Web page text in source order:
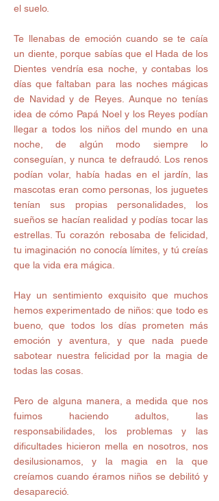
el suelo.
Te llenabas de emoción cuando se te caía
un diente, porque sabías que el Hada de los
Dientes vendría esa noche, y contabas los
días que faltaban para las noches mágicas
de Navidad y de Reyes. Aunque no tenías
idea de cómo Papá Noel y los Reyes podían
llegar a todos los niños del mundo en una
noche, de algún modo siempre lo
conseguían, y nunca te defraudó. Los renos
podían volar, había hadas en el jardín, las
mascotas eran como personas, los juguetes
tenían sus propias personalidades, los
sueños se hacían realidad y podías tocar las
estrellas. Tu corazón rebosaba de felicidad,
tu imaginación no conocía límites, y tú creías
que la vida era mágica.
Hay un sentimiento exquisito que muchos
hemos experimentado de niños: que todo es
bueno, que todos los días prometen más
emoción y aventura, y que nada puede
sabotear nuestra felicidad por la magia de
todas las cosas.
Pero de alguna manera, a medida que nos
fuimos haciendo adultos, las
responsabilidades, los problemas y las
dificultades hicieron mella en nosotros, nos
desilusionamos, y la magia en la que
creíamos cuando éramos niños se debilitó y
desapareció.